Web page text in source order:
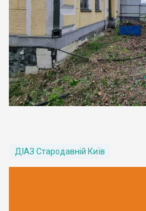
ДІАЗ Стародавній Київ